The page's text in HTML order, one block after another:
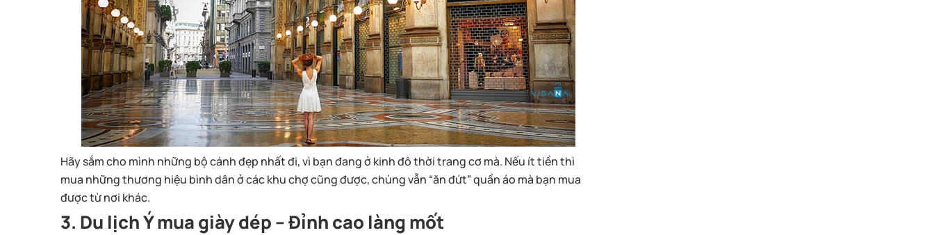
Hãy sắm cho mình những bộ cánh đẹp nhất đi, vì bạn đang ở kinh đô thời trang cơ mà. Nếu ít tiền thì
mua những thương hiệu bình dân ở các khu chợ cũng được, chúng vẫn “ăn đứt” quần áo mà bạn mua
được từ nơi khác.
3. Du lịch Ý mua giày dép – Đỉnh cao làng mốt